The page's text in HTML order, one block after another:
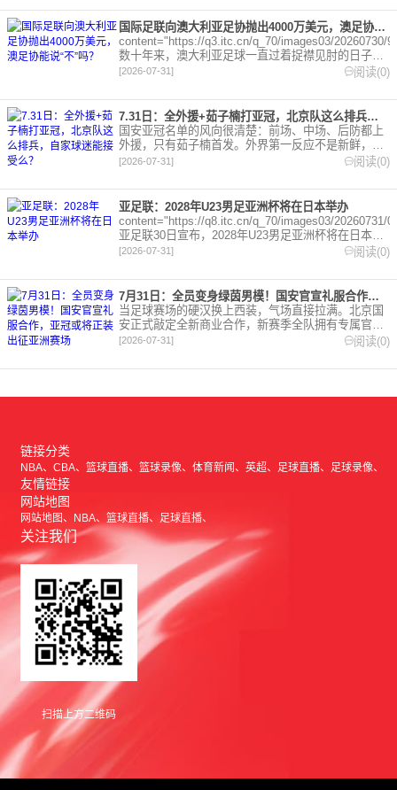
国际足联向澳大利亚足协抛出4000万美元，澳足协能说“不”吗？
content="https://q3.itc.cn/q_70/images03/20260730/
数十年来，澳大利亚足球一直过着捉襟见肘的日子，
成员们的宏
[2026-07-31] 阅读(0)
7.31日：全外援+茹子楠打亚冠，北京队这么排兵，自家球迷能接受么？
国安亚冠名单的风向很清楚：前场、中场、后防都上
外援，只有茹子楠首发。外界第一反应不是新鲜，而
是核算。对手投入高，外援密度大，国安要想出线就
[2026-07-31] 阅读(0)
亚足联：2028年U23男足亚洲杯将在日本举办
content="https://q8.itc.cn/q_70/images03/20260731/
亚足联30日宣布，2028年U23男足亚洲杯将在日本举
办。本届U2
[2026-07-31] 阅读(0)
7月31日：全员变身绿茵男模！国安官宣礼服合作，亚冠或将正装出征亚洲赛场
当足球赛场的硬汉换上西装，气场直接拉满。北京国
安正式敲定全新商业合作，新赛季全队拥有专属官方
礼服，未来重大赛事，球迷有望看见全队西装亮相。
[2026-07-31] 阅读(0)
链接分类
NBA CBA 篮球直播 篮球录像 体育新闻 英超 足球直播 足球录像
友情链接
网站地图
网站地图 NBA 篮球直播 足球直播
关注我们
扫描上方二维码